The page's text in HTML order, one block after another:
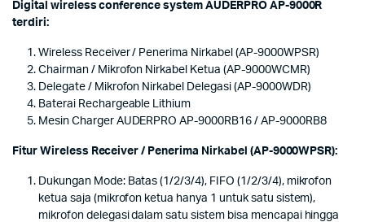
Digital wireless conference system AUDERPRO AP-9000R
terdiri:
Wireless Receiver / Penerima Nirkabel (AP-9000WPSR)
Chairman / Mikrofon Nirkabel Ketua (AP-9000WCMR)
Delegate / Mikrofon Nirkabel Delegasi (AP-9000WDR)
Baterai Rechargeable Lithium
Mesin Charger AUDERPRO AP-9000RB16 / AP-9000RB8
Fitur Wireless Receiver / Penerima Nirkabel (AP-9000WPSR):
Dukungan Mode: Batas (1/2/3/4), FIFO (1/2/3/4), mikrofon
ketua saja (mikrofon ketua hanya 1 untuk satu sistem),
mikrofon delegasi dalam satu sistem bisa mencapai hingga